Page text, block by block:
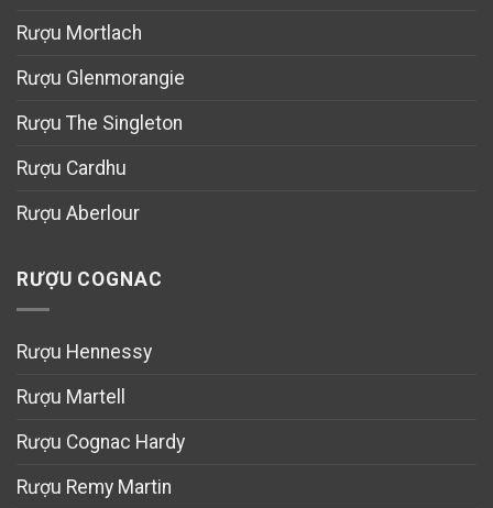
Rượu Mortlach
Rượu Glenmorangie
Rượu The Singleton
Rượu Cardhu
Rượu Aberlour
RƯỢU COGNAC
Rượu Hennessy
Rượu Martell
Rượu Cognac Hardy
Rượu Remy Martin